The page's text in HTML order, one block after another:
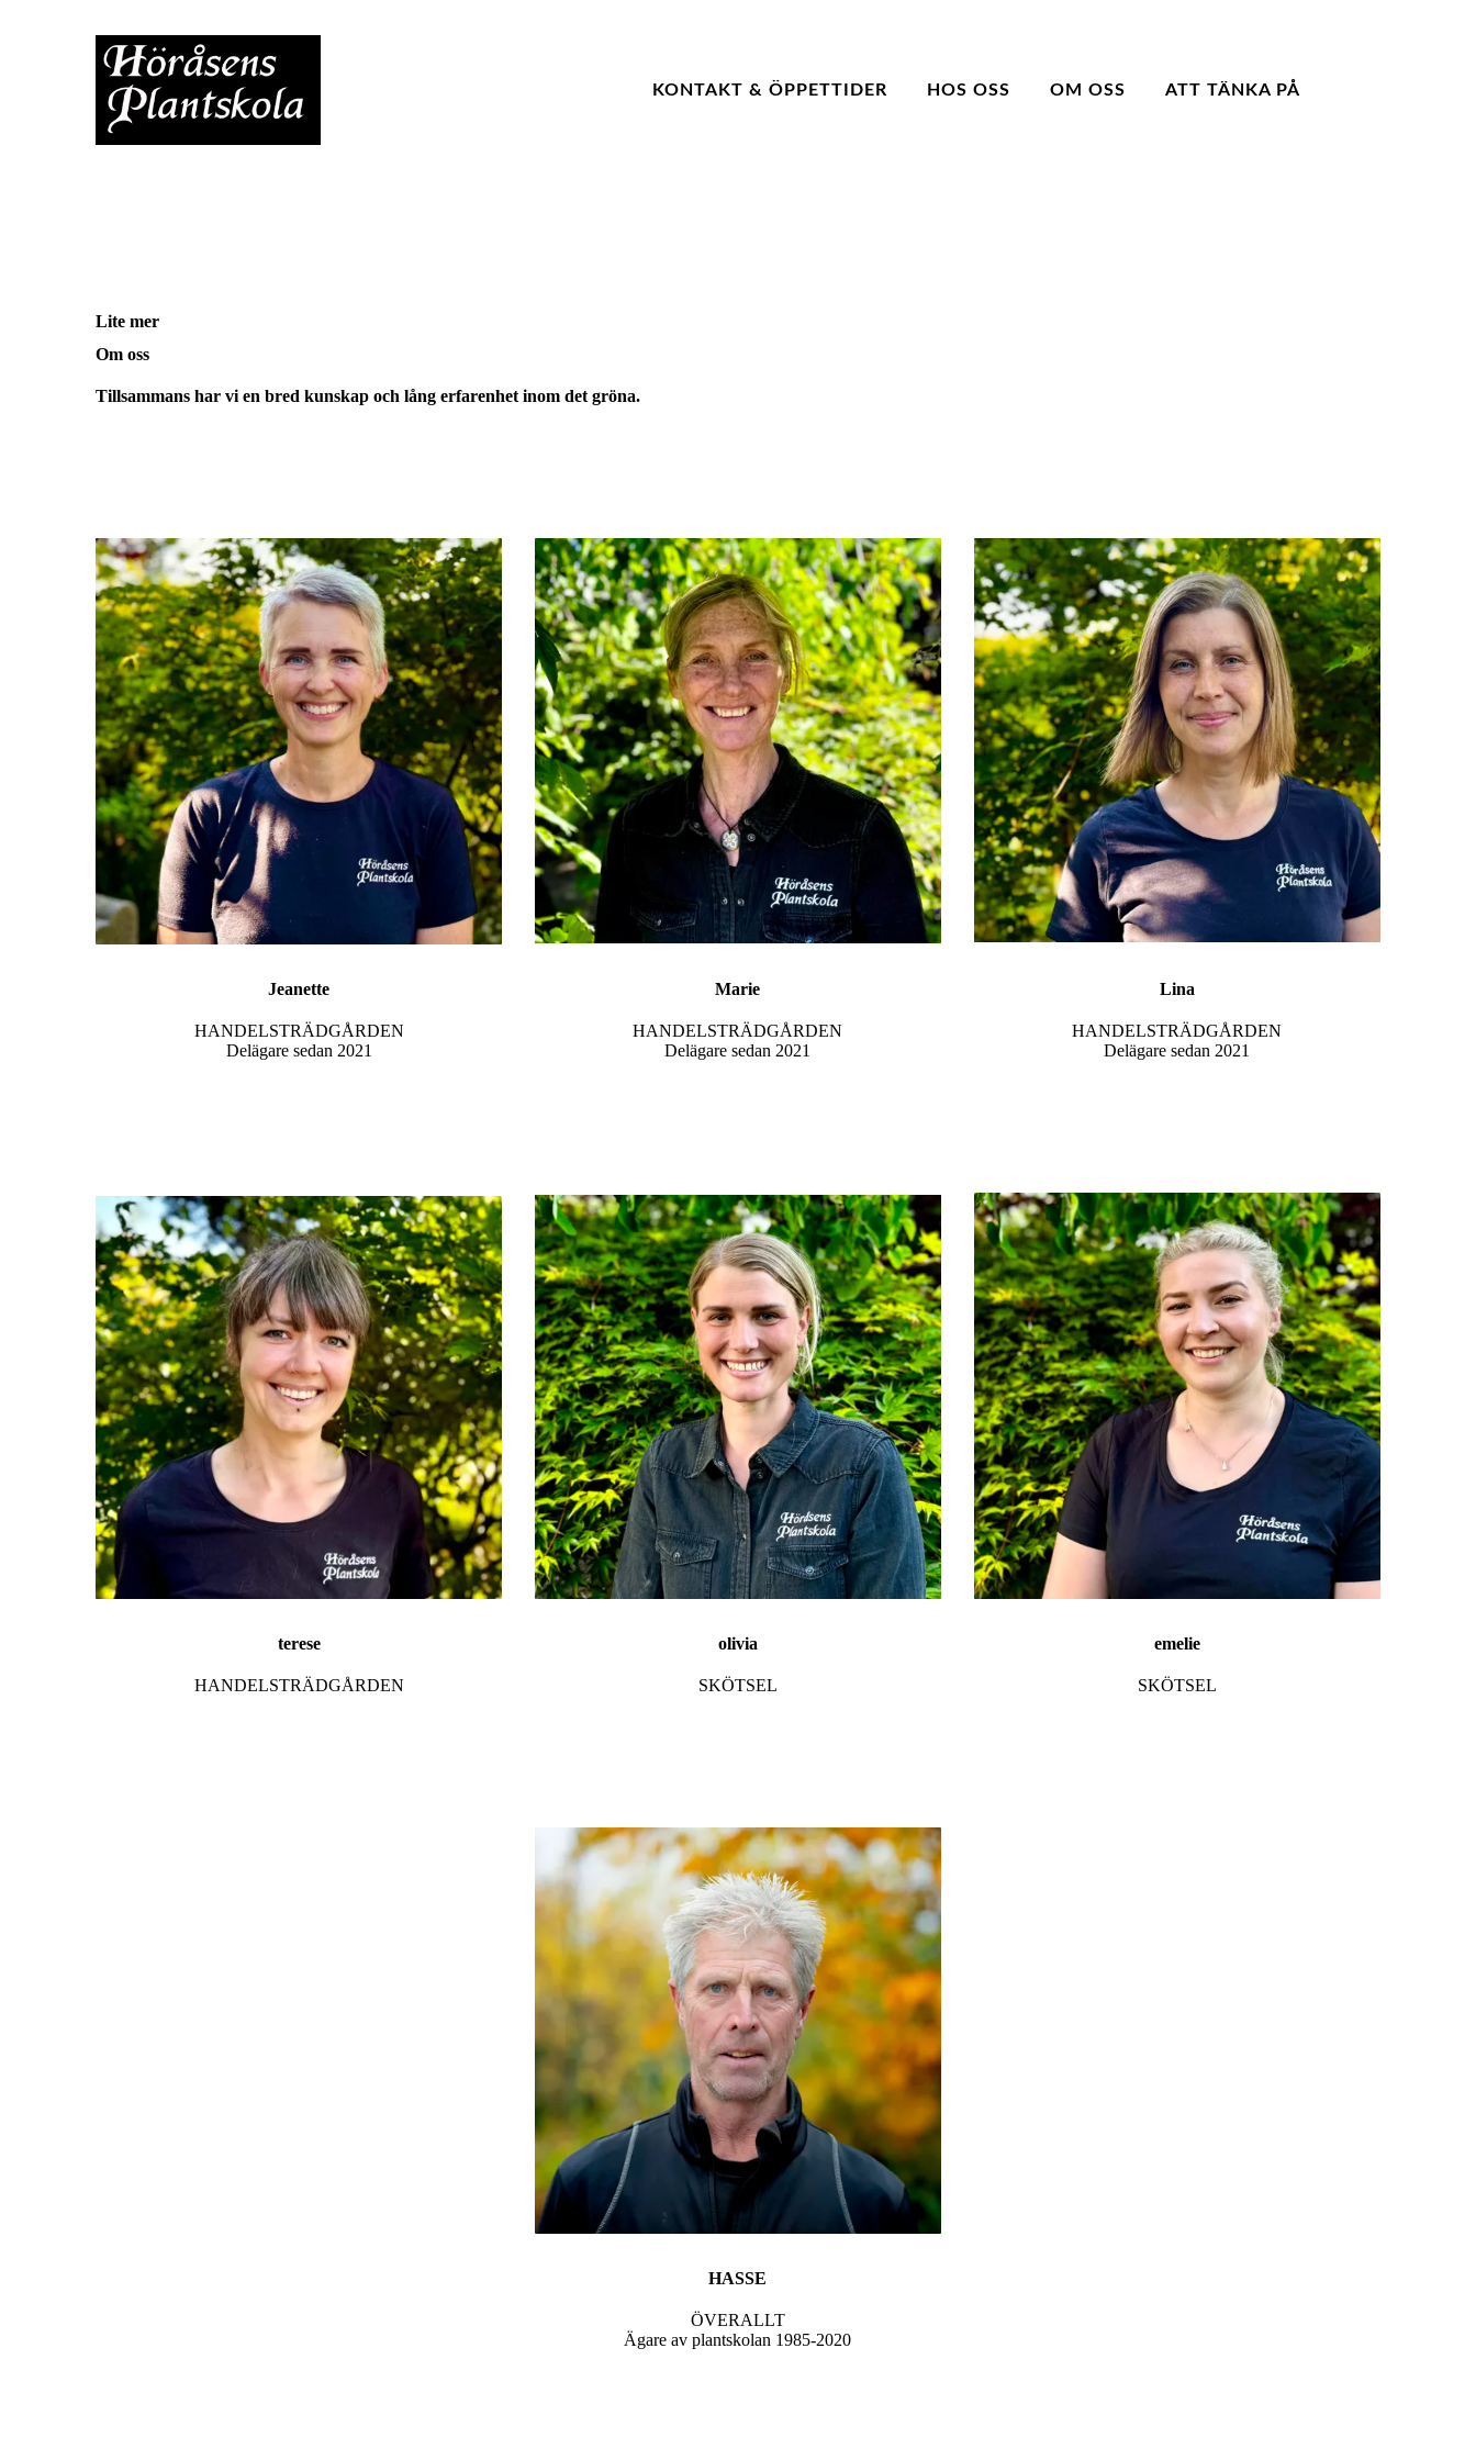
KONTAKT & ÖPPETTIDER HOS OSS OM OSS ATT TÄNKA PÅ
Lite mer
Om oss
Tillsammans har vi en bred kunskap och lång erfarenhet inom det gröna.
Jeanette
HANDELSTRÄDGÅRDEN
Delägare sedan 2021
Marie
HANDELSTRÄDGÅRDEN
Delägare sedan 2021
Lina
HANDELSTRÄDGÅRDEN
Delägare sedan 2021
terese
HANDELSTRÄDGÅRDEN
olivia
SKÖTSEL
emelie
SKÖTSEL
HASSE
ÖVERALLT
Ägare av plantskolan 1985-2020